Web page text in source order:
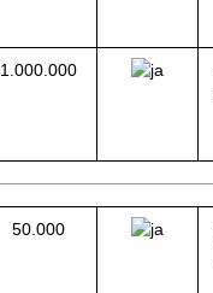
1.000.000
50.000